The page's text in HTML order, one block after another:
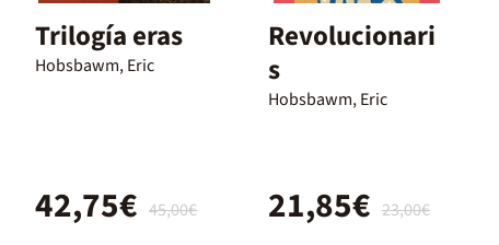
Trilogía eras
Hobsbawm, Eric
45,00€
42,75€
Revolucionari
s
Hobsbawm, Eric
23,00€
21,85€